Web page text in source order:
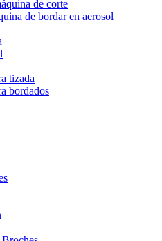
de corte
de bordar en aerosol
tizada
bordados